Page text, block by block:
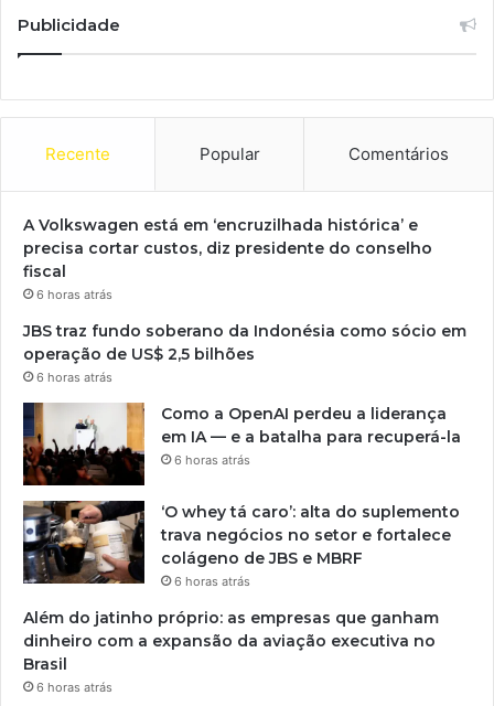
Publicidade
Recente Popular Comentários
A Volkswagen está em ‘encruzilhada histórica’ e
precisa cortar custos, diz presidente do conselho
fiscal
6 horas atrás
JBS traz fundo soberano da Indonésia como sócio em
operação de US$ 2,5 bilhões
6 horas atrás
Como a OpenAI perdeu a liderança
em IA — e a batalha para recuperá-la
6 horas atrás
‘O whey tá caro’: alta do suplemento
trava negócios no setor e fortalece
colágeno de JBS e MBRF
6 horas atrás
Além do jatinho próprio: as empresas que ganham
dinheiro com a expansão da aviação executiva no
Brasil
6 horas atrás